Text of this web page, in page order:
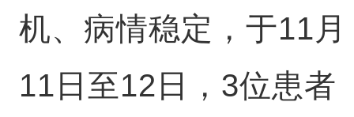
机、病情稳定，于11月
11日至12日，3位患者